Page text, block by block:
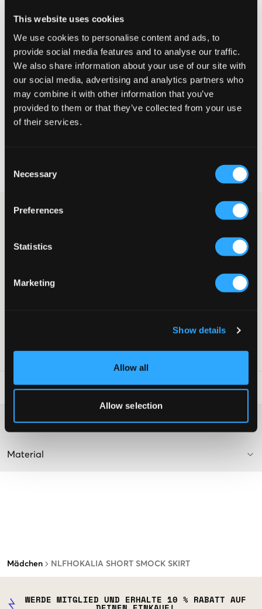
This website uses cookies
We use cookies to personalise content and ads, to
provide social media features and to analyse our traffic.
We also share information about your use of our site with
our social media, advertising and analytics partners who
may combine it with other information that you’ve
provided to them or that they’ve collected from your use
of their services.
Selection
Necessary
Preferences
Statistics
Marketing
Show details
Allow all
Allow selection
Mädchen NLFHOKALIA SHORT SMOCK SKIRT
Wahrgenommene Größe
Klein Perfekt Groß
GRÖSSENBERATER
WÄHLEN SIE EINE GRÖSSE
Widerrufsrecht
Blumiges kurzes Volantkleid von Gina Tricot Young. In der Taille
sowohl für den Alltag als auch für den Anlass. Das blumige
Muster sorgt für einen lebendigen und frischen Look, der zu
Volants
SKU
Waschtipps:
Washing advice
Material
WERDE MITGLIED UND ERHALTE 10 % RABATT AUF